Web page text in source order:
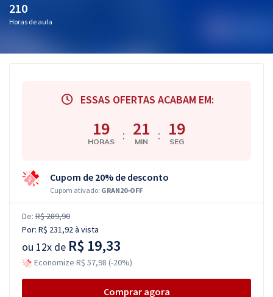
210
Horas de aula
ESSAS OFERTAS ACABAM EM:
19
HORAS : 21
MIN : 18
SEG
Cupom de 20% de desconto
Cupom ativado: GRAN20-OFF
De: R$ 289,90
Por: R$ 231,92à vista
ou 12x de R$ 19,33
Economize R$ 57,98 (-20%)
Comprar agora